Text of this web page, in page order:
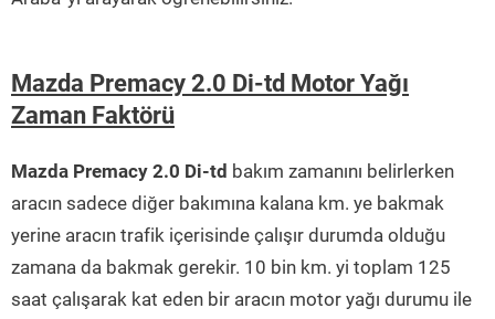
Mazda Premacy 2.0 Di-td Motor Yağı
Zaman Faktörü
Mazda Premacy 2.0 Di-td bakım zamanını belirlerken
aracın sadece diğer bakımına kalana km. ye bakmak
yerine aracın trafik içerisinde çalışır durumda olduğu
zamana da bakmak gerekir. 10 bin km. yi toplam 125
saat çalışarak kat eden bir aracın motor yağı durumu ile